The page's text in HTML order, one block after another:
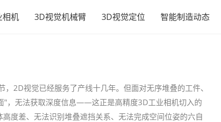
相机 3D视觉机械臂 3D视觉定位 智能制造动态
2D视觉已经服务了产线十几年。但面对无序堆叠的工件、
"，无法获取深度信息——这正是高精度3D工业相机切入的
度差、无法识别堆叠遮挡关系、无法完成空间位姿的六自